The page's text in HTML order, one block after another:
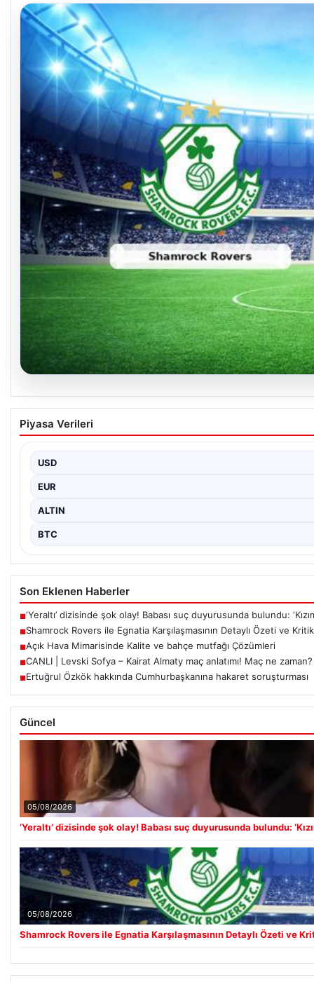
Shamrock Rovers ile Egnatia
İrlanda temsilcisi Shamrock Rovers, Avrupa kupaları
Piyasa Verileri
USD
EUR
ALTIN
BTC
Son Eklenen Haberler
■‘Yeraltı’ dizisinde şok olay! Babası suç duyurusunda bulundu:
■Shamrock Rovers ile Egnatia Karşılaşmasının Detaylı Özeti ve
■Açık Hava Mimarisinde Kalite ve bahçe mutfağı Çözümleri
■CANLI | Levski Sofya – Kairat Almaty maç anlatımı! Maç ne
■Ertuğrul Özkök hakkında Cumhurbaşkanına hakaret soruşturması
Güncel
05/08/2026
‘Yeraltı’ dizisinde şok olay! Babası suç duyurusunda bulundu:
05/08/2026
Shamrock Rovers ile Egnatia Karşılaşmasının Detaylı Özeti ve